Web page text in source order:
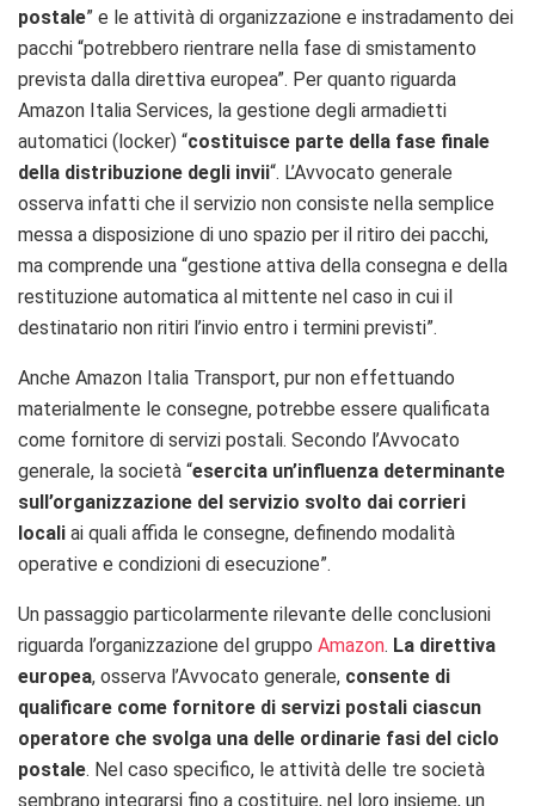
postale” e le attività di organizzazione e instradamento dei
pacchi “potrebbero rientrare nella fase di smistamento
prevista dalla direttiva europea”. Per quanto riguarda
Amazon Italia Services, la gestione degli armadietti
automatici (locker) “costituisce parte della fase finale
della distribuzione degli invii“. L’Avvocato generale
osserva infatti che il servizio non consiste nella semplice
messa a disposizione di uno spazio per il ritiro dei pacchi,
ma comprende una “gestione attiva della consegna e della
restituzione automatica al mittente nel caso in cui il
destinatario non ritiri l’invio entro i termini previsti”.
Anche Amazon Italia Transport, pur non effettuando
materialmente le consegne, potrebbe essere qualificata
come fornitore di servizi postali. Secondo l’Avvocato
generale, la società “esercita un’influenza determinante
sull’organizzazione del servizio svolto dai corrieri
locali ai quali affida le consegne, definendo modalità
operative e condizioni di esecuzione”.
Un passaggio particolarmente rilevante delle conclusioni
riguarda l’organizzazione del gruppo Amazon. La direttiva
europea, osserva l’Avvocato generale, consente di
qualificare come fornitore di servizi postali ciascun
operatore che svolga una delle ordinarie fasi del ciclo
postale. Nel caso specifico, le attività delle tre società
sembrano integrarsi fino a costituire, nel loro insieme, un